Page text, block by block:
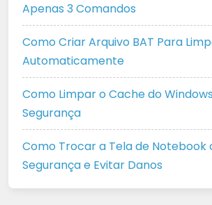
Apenas 3 Comandos
Como Criar Arquivo BAT Para
Automaticamente
Como Limpar o Cache do
Segurança
Como Trocar a Tela de Notebook
Segurança e Evitar Danos